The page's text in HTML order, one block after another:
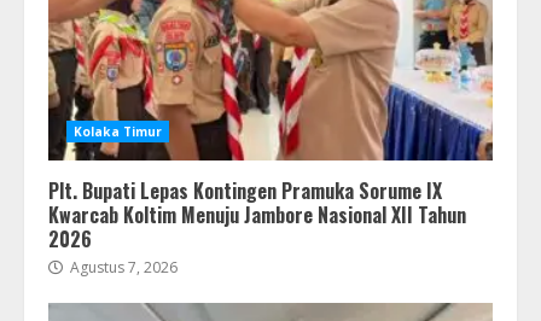
Kolaka Timur
Plt. Bupati Lepas Kontingen Pramuka Sorume IX
Kwarcab Koltim Menuju Jambore Nasional XII Tahun
2026
Agustus 7, 2026